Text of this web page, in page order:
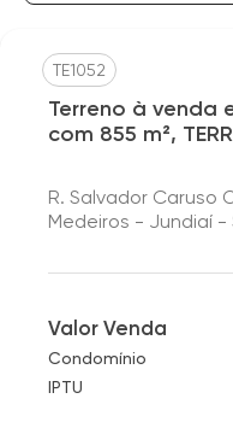
TE1052
Terreno à venda
com 855 m²,
R. Salvador Caruso
Medeiros - Jundiaí -
Valor Venda
Condomínio
IPTU